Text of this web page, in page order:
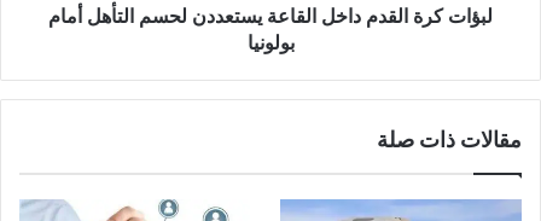
بولونيالبؤات كرة القدم داخل القاعة يستعددن لحسم التأهل أمام
بولونيا
مقالات ذات صلة